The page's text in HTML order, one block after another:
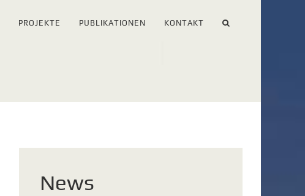
PROJEKTE PUBLIKATIONEN KONTAKT
News